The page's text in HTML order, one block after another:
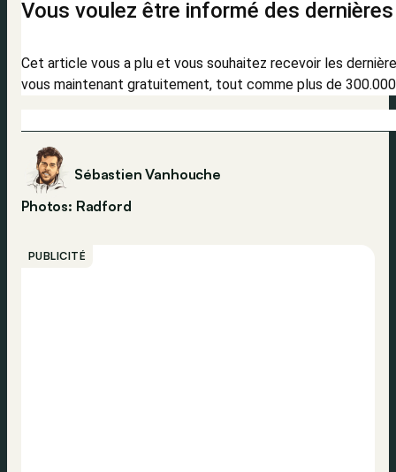
Vous voulez être informé des
Cet article vous a plu et vous souhaitez recevoir les
vous maintenant gratuitement, tout comme plus de
Sébastien Vanhouche
Photos: Radford
PUBLICITÉ